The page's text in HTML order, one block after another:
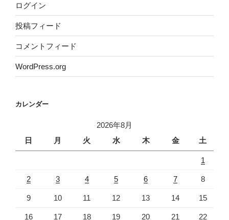
ログイン
投稿フィード
コメントフィード
WordPress.org
カレンダー
2026年8月
日
月 火 水 木 金 土
1
2 3 4 5 6 7 8
9 10 11 12 13 14 15
16 17 18 19 20 21 22